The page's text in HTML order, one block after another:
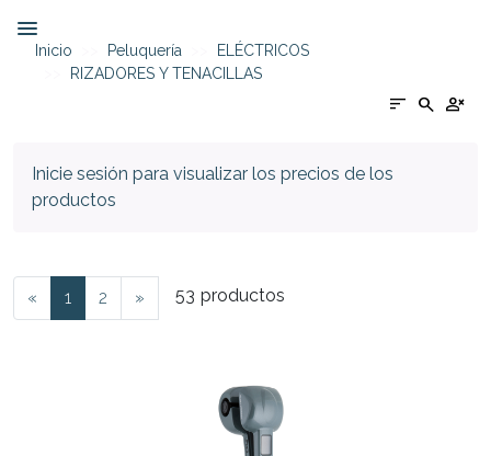
Inicio Peluquería
ELÉCTRICOS
RIZADORES Y TENACILLAS
sort search person_cancel
Inicie sesión para visualizar los precios de los
productos
« 1 2 » 53 productos